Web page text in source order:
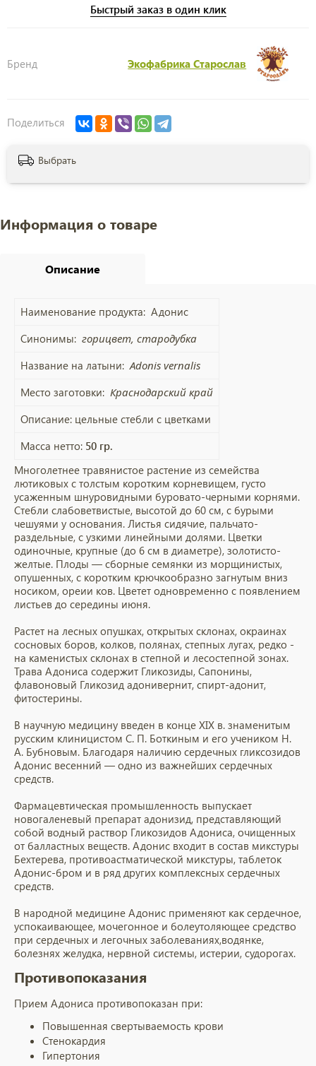
Быстрый заказ в один клик
Бренд Экофабрика Старослав
Поделиться
Выбрать
Информация о товаре
Описание
Наименование продукта: Адонис
Синонимы: горицвет, стародубка
Название на латыни: Adonis vernalis
Место заготовки: Краснодарский край
Описание: цельные стебли с цветками
Масса нетто: 50 гр.
Многолетнее травянистое растение из семейства
лютиковых с толстым коротким корневищем, густо
усаженным шнуровидными буровато-черными корнями.
Стебли слабоветвистые, высотой до 60 см, с бурыми
чешуями у основания. Листья сидячие, пальчато-
раздельные, с узкими линейными долями. Цветки
одиночные, крупные (до 6 см в диаметре), золотисто-
желтые. Плоды — сборные семянки из морщинистых,
опушенных, с коротким крючкообразно загнутым вниз
носиком, ореии ков. Цветет одновременно с появлением
листьев до середины июня.
Растет на лесных опушках, открытых склонах, окраинах
сосновых боров, колков, полянах, степных лугах, редко -
на каменистых склонах в степной и лесостепной зонах.
Трава Адониса содержит Гликозиды, Сапонины,
флавоновый Гликозид адонивернит, спирт-адонит,
фитостерины.
В научную медицину введен в конце XIX в. знаменитым
русским клиницистом С. П. Боткиным и его учеником Н.
А. Бубновым. Благодаря наличию сердечных гликсозидов
Адонис весенний — одно из важнейших сердечных
средств.
Фармацевтическая промышленность выпускает
новогаленевый препарат адонизид, представляющий
собой водный раствор Гликозидов Адониса, очищенных
от балластных веществ. Адонис входит в состав микстуры
Бехтерева, противоастматической микстуры, таблеток
Адонис-бром и в ряд других комплексных сердечных
средств.
В народной медицине Адонис применяют как сердечное,
успокаивающее, мочегонное и болеутоляющее средство
при сердечных и легочных заболеваниях,водянке,
болезнях желудка, нервной системы, истерии, судорогах.
Противопоказания
Прием Адониса противопоказан при:
Повышенная свертываемость крови
Стенокардия
Гипертония